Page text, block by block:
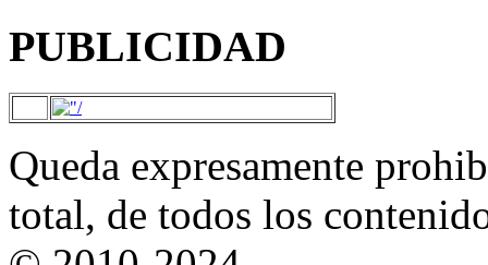
PUBLICIDAD
Queda expresamente
total, de todos los